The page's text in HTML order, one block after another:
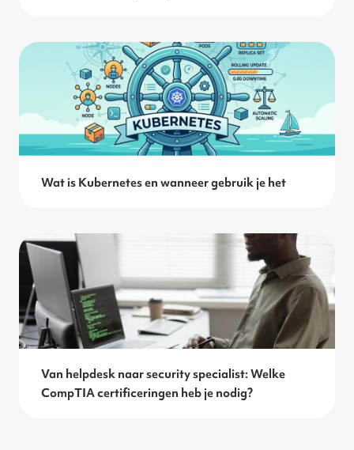
Wat is Kubernetes en wanneer gebruik je het
Van helpdesk naar security specialist: Welke
CompTIA certificeringen heb je nodig?